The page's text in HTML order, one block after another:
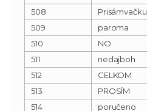
508
Prisámvačku
509
paroma
510
NO
511
nedajboh
512
CELKOM
513
PROSÍM
514
poručeno